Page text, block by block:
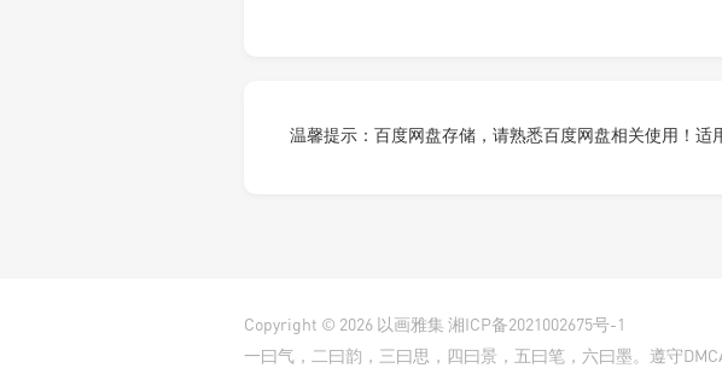
温馨提示：百度网盘存储，请熟悉百度网盘相关使用！适
Copyright © 2026 以画雅集 湘ICP备2021002675号-1
一曰气，二曰韵，三曰思，四曰景，五曰笔，六曰墨。遵守